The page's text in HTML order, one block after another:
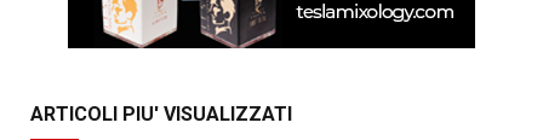
ARTICOLI PIU' VISUALIZZATI